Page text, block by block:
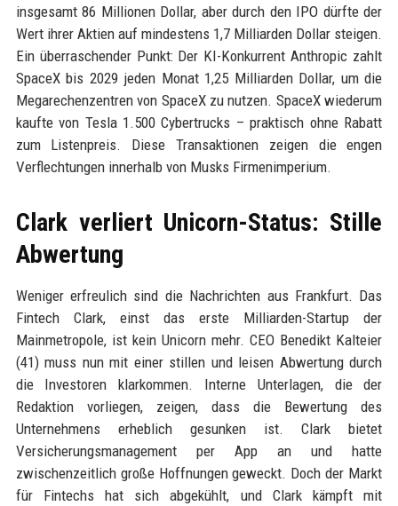
insgesamt 86 Millionen Dollar, aber durch den IPO dürfte der
Wert ihrer Aktien auf mindestens 1,7 Milliarden Dollar steigen.
Ein überraschender Punkt: Der KI-Konkurrent Anthropic zahlt
SpaceX bis 2029 jeden Monat 1,25 Milliarden Dollar, um die
Megarechenzentren von SpaceX zu nutzen. SpaceX wiederum
kaufte von Tesla 1.500 Cybertrucks – praktisch ohne Rabatt
zum Listenpreis. Diese Transaktionen zeigen die engen
Verflechtungen innerhalb von Musks Firmenimperium.
Clark verliert Unicorn-Status: Stille
Abwertung
Weniger erfreulich sind die Nachrichten aus Frankfurt. Das
Fintech Clark, einst das erste Milliarden-Startup der
Mainmetropole, ist kein Unicorn mehr. CEO Benedikt Kalteier
(41) muss nun mit einer stillen und leisen Abwertung durch
die Investoren klarkommen. Interne Unterlagen, die der
Redaktion vorliegen, zeigen, dass die Bewertung des
Unternehmens erheblich gesunken ist. Clark bietet
Versicherungsmanagement per App an und hatte
zwischenzeitlich große Hoffnungen geweckt. Doch der Markt
für Fintechs hat sich abgekühlt, und Clark kämpft mit